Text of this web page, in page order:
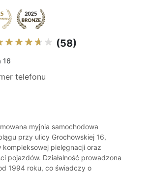
(58)
16
telefonu
myjnia samochodowa
przy ulicy Grochowskiej 16,
kompleksowej pielęgnacji oraz
pojazdów. Działalność prowadzona
1994 roku, co świadczy o